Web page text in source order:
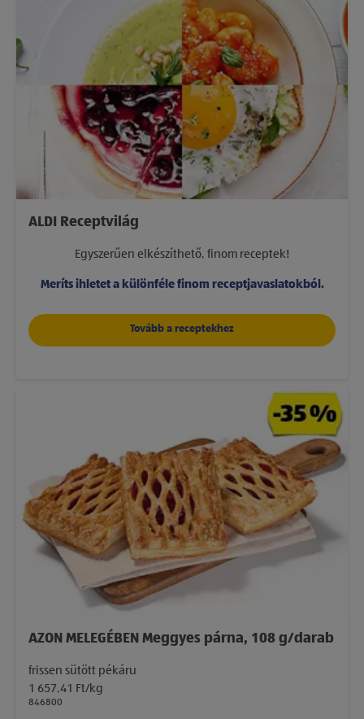
ALDI Receptvilág
Egyszerűen elkészíthető, finom receptek!
Meríts ihletet a különféle finom receptjavaslatokból.
Tovább a receptekhez
AZON MELEGÉBEN Meggyes párna, 108 g/darab
frissen sütött pékáru
1 657,41 Ft/kg
846800